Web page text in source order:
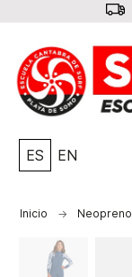
ES EN
Inicio Neopreno